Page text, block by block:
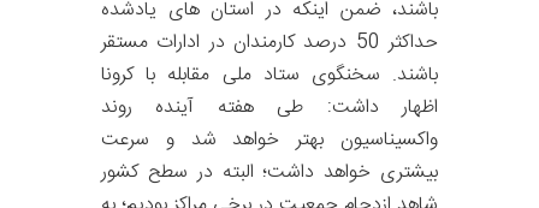
باشند، ضمن اینکه در استان های یادشده
حداکثر 50 درصد کارمندان در ادارات مستقر
باشند. سخنگوی ستاد ملی مقابله با کرونا
اظهار داشت: طی هفته آینده روند
واکسیناسیون بهتر خواهد شد و سرعت
بیشتری خواهد داشت؛ البته در سطح کشور